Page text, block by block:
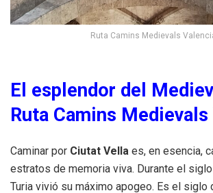
Ruta Camins Medievals
El esplendor del
Ruta Camins
Caminar por Ciutat Vella es, en esencia,
estratos de memoria viva. Durante el
Turia vivió su máximo apogeo. Es el siglo